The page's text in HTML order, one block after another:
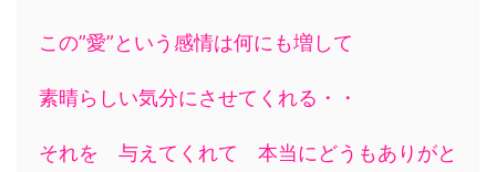
この”愛”という感情は何にも増して
素晴らしい気分にさせてくれる・・
それを 与えてくれて 本当にどうもありがと